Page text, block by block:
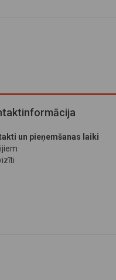
un pieņemšanas laiki